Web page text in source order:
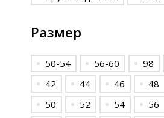
Размер
50-54 56-60 98
42
44 46
48
50
52 54
56